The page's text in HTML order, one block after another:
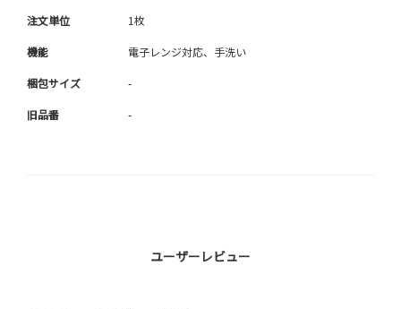
注文単位 1枚
機能 電子レンジ対応、手洗い
梱包サイズ -
旧品番 -
ユーザーレビュー